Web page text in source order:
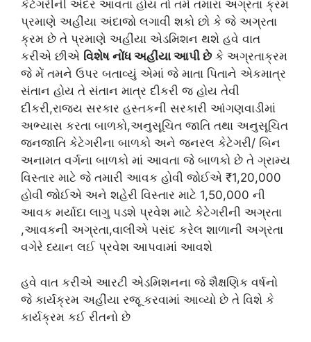
કેટેગરીની અંદર આવતા હોય તો તમે તમારા અગ્રતા ક્રમ
પ્રમાણે અહીંયા અંદાજો લગાવી શકો છો કે જે અગ્રતા
ક્રમ છે તે પ્રમાણે અહીંયા એડમિશન થશે હવે વાત
કરીએ છીએ વિશેષ નોંધ અહીંયા આપી છેકે અગ્રતાક્રમ
જે મેં તમને ઉપર બતાવ્યું એમાં જે માતા પિતાને એકમાત્ર
સંતાન હોય તે સંતાન માત્ર દીકરી જ હોય તેવી
દીકરી,રાજ્ય સરકાર હસ્તકની સરકારી આંગણવાડીમાં
અભ્યાસ કરતા બાળકો,અનુસૂચિત જાતિ તથા અનુસૂચિત
જનજાતિ કેટેગરીના બાળકો અને જનરલ કેટેગરી/ બિન
અનામત વર્ગના બાળકો માં આવતા જે બાળકો છે તે ગ્રામ્ય
વિસ્તાર માટે જે તમારી આવક હોવી જોઈએ ₹1,20,000
હોવી જોઈએ અને શહેરી વિસ્તાર માટે 1,50,000 ની
આવક મર્યાદા લાગુ પડશે પ્રવેશ માટે કેટેગરીની અગ્રતા
,આવકની અગ્રતા,વાલીએ પસંદ કરેલ શાળાની અગ્રતા
વગેરે ધ્યાન લઈ પ્રવેશ આપવામાં આવશે
હવે વાત કરીએ આરટી એડમિશનના જે શૈક્ષણિક વર્ષનો
જે કાર્યક્રમ અહીંયા રજૂ કરવામાં આવ્યો છે તે વિશે કે
કાર્યક્રમ કઈ રીતનો છે